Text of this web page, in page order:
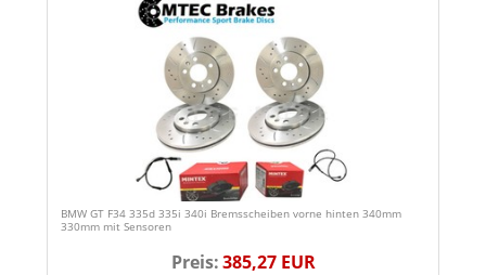
BMW GT F34 335d 335i 340i Bremsscheiben vorne hinten 340mm
330mm mit Sensoren
Preis:385,27 EUR